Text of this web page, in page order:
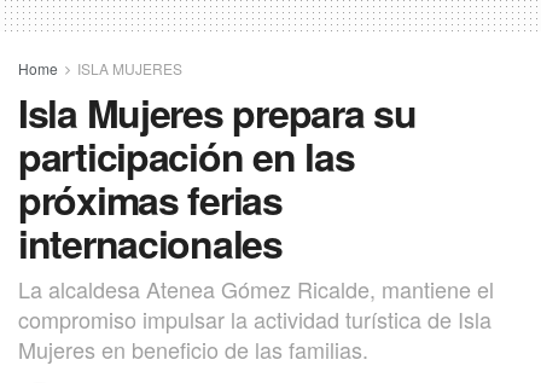
Home ISLA MUJERES
Isla Mujeres prepara su
participación en las
próximas ferias
internacionales
La alcaldesa Atenea Gómez Ricalde, mantiene el
compromiso impulsar la actividad turística de Isla
Mujeres en beneficio de las familias.